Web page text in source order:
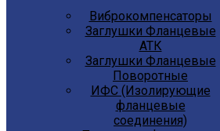
Виброкомпенсаторы
Заглушки Фланцевые
АТК
Заглушки Фланцевые
Поворотные
ИФС (Изолирующие
фланцевые
соединения)